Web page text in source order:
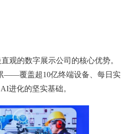
观的数字展示公司的核心优势。
——覆盖超10亿终端设备、每日实
进化的坚实基础。